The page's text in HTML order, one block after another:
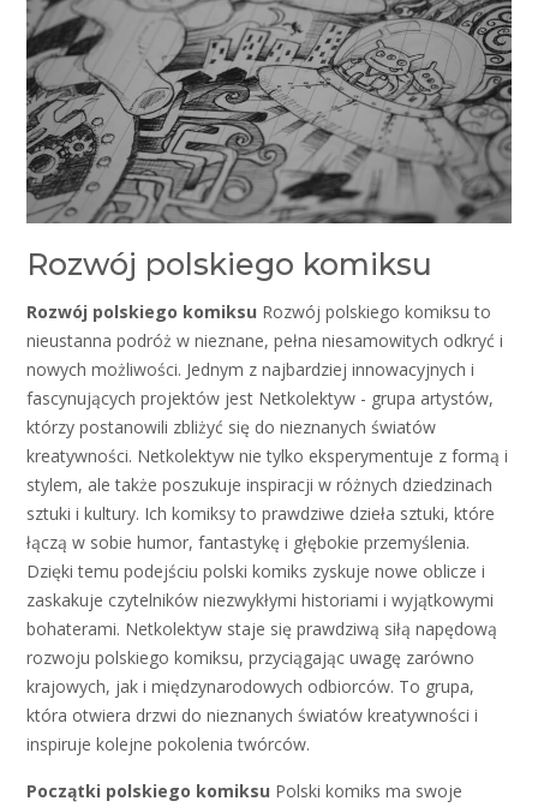
Rozwój polskiego komiksu
Rozwój polskiego komiksu Rozwój polskiego komiksu to
nieustanna podróż w nieznane, pełna niesamowitych odkryć i
nowych możliwości. Jednym z najbardziej innowacyjnych i
fascynujących projektów jest Netkolektyw - grupa artystów,
którzy postanowili zbliżyć się do nieznanych światów
kreatywności. Netkolektyw nie tylko eksperymentuje z formą i
stylem, ale także poszukuje inspiracji w różnych dziedzinach
sztuki i kultury. Ich komiksy to prawdziwe dzieła sztuki, które
łączą w sobie humor, fantastykę i głębokie przemyślenia.
Dzięki temu podejściu polski komiks zyskuje nowe oblicze i
zaskakuje czytelników niezwykłymi historiami i wyjątkowymi
bohaterami. Netkolektyw staje się prawdziwą siłą napędową
rozwoju polskiego komiksu, przyciągając uwagę zarówno
krajowych, jak i międzynarodowych odbiorców. To grupa,
która otwiera drzwi do nieznanych światów kreatywności i
inspiruje kolejne pokolenia twórców.
Początki polskiego komiksu Polski komiks ma swoje